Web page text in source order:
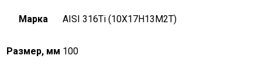
Марка AISI 316Ti (10Х17Н13М2Т)
Размер, мм 100